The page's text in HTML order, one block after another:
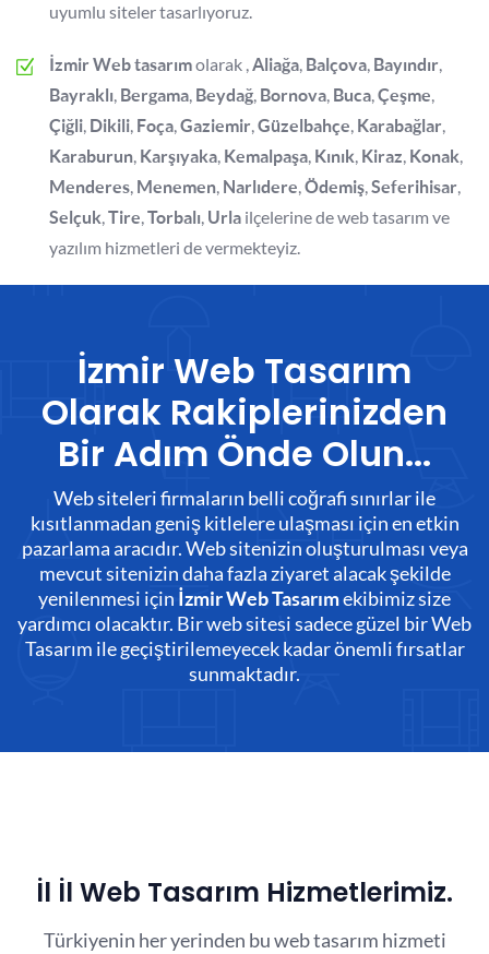
uyumlu siteler tasarlıyoruz.
İzmir Web tasarımolarak ,Aliağa, Balçova, Bayındır,
Bayraklı, Bergama, Beydağ, Bornova, Buca,Çeşme,
Çiğli, Dikili, Foça,Gaziemir,Güzelbahçe, Karabağlar,
Karaburun, Karşıyaka, Kemalpaşa, Kınık, Kiraz, Konak,
Menderes, Menemen, Narlıdere,Ödemiş,Seferihisar,
Selçuk,Tire,Torbalı, Urla ilçelerine de web tasarım ve
yazılım hizmetleri de vermekteyiz.
İzmir Web Tasarım
Olarak Rakiplerinizden
Bir Adım Önde Olun...
Web siteleri firmaların belli coğrafi sınırlar ile
kısıtlanmadan geniş kitlelere ulaşması için en etkin
pazarlama aracıdır. Web sitenizin oluşturulması veya
mevcut sitenizin daha fazla ziyaret alacak şekilde
yenilenmesi için İzmir Web Tasarımekibimiz size
yardımcı olacaktır. Bir web sitesi sadece güzel bir Web
Tasarım ile geçiştirilemeyecek kadar önemli fırsatlar
sunmaktadır.
İl İl Web Tasarım Hizmetlerimiz.
Türkiyenin her yerinden bu web tasarım hizmeti